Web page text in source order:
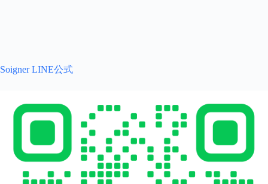
Soigner LINE公式